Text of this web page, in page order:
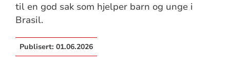
til en god sak som hjelper barn og unge i
Brasil.
Publisert: 01.06.2026